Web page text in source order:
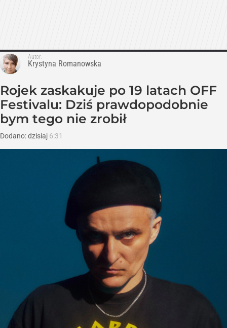
Autor:
Krystyna Romanowska
Rojek zaskakuje po 19 latach OFF
Festivalu: Dziś prawdopodobnie
bym tego nie zrobił
Dodano:dzisiaj 6:31